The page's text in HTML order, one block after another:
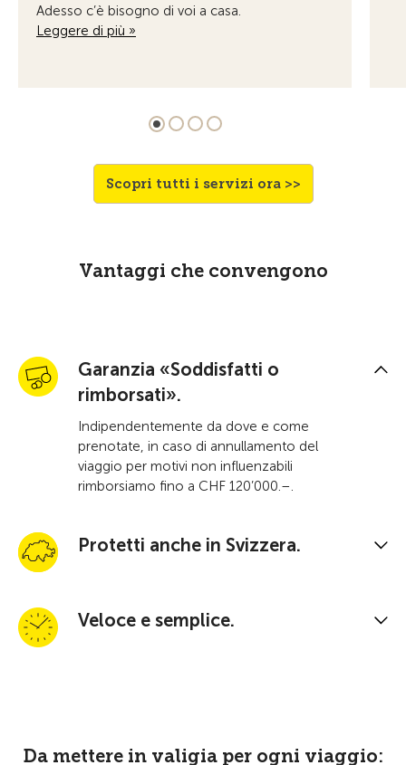
Adesso c’è bisogno di voi a casa.
Leggere di più »
Scopri tutti i servizi ora >>
Vantaggi che convengono
Garanzia «Soddisfatti o
rimborsati».
Indipendentemente da dove e come
prenotate, in caso di annullamento del
viaggio per motivi non influenzabili
rimborsiamo fino a CHF 120’000.–.
Protetti anche in Svizzera.
Veloce e semplice.
Da mettere in valigia per ogni viaggio: